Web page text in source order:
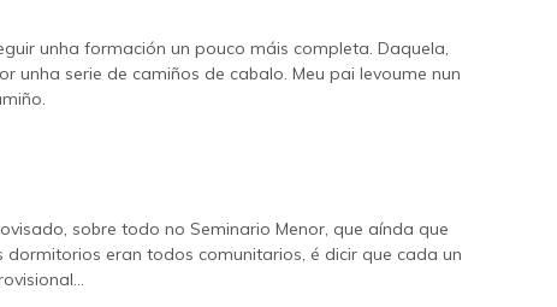
unha formación un pouco máis completa. Daquela,
serie de camiños de cabalo. Meu pai levoume nun
sobre todo no Seminario Menor, que aínda que
eran todos comunitarios, é dicir que cada un